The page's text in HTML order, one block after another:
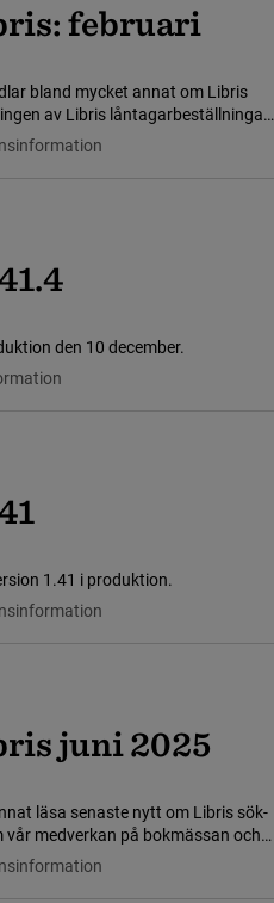
februari
bland mycket annat om Libris
av Libris låntagarbeställningar
den 10 december.
1.41 i produktion.
juni 2025
läsa senaste nytt om Libris sök-
vår medverkan på bokmässan och
med Libris vill också passa